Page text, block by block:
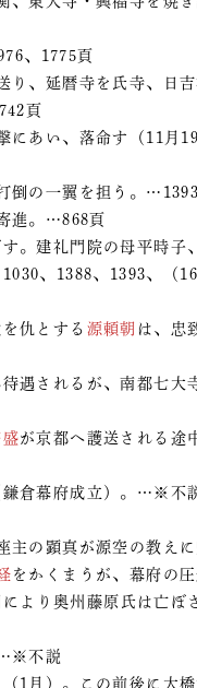
、1775頁
、延暦寺を氏寺、日吉
頁
にあい、落命す（11月
倒の一翼を担う。
進。…868頁
。建礼門院の母平時子
、1388、1393、（
仇とする 源頼朝 は、忠
遇されるが、南都七大
が京都へ護送される途
倉幕府成立）。…※不
の顕真が源空の教え
をかくまうが、幕府の
より奥州藤原氏は亡ぼ
…※不説
1月）。この前後に大